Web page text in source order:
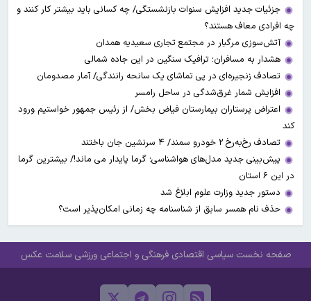
جزئیات جدید افزایش سنوات بازنشستگی/ چه کسانی باید بیشتر کار کنند و
چه افرادی معاف هستند؟
آتش‌سوزی مرگبار در مجتمع تجاری سعیدیه همدان
هشدار به مسافران؛ ترافیک سنگین در این جاده شمالی
تصادف زنجیره‌ای در پی تماشای یک سانحه رانندگی/ آمار مصدومان
افزایش شمار غرق‌شدگی در ساحل رامسر
اعتراض پرستاران بیمارستان فیاض بخش/ از رئیس جمهور خواستیم ورود
کند
تصادف رخ‌به‌رخ ۲ خودرو سمند/ ۴ سرنشین جان باختند
پیش‌بینی جدید مدل‌های هواشناسی؛ گرما پایدار می ماند!/ بیشترین گرما
در این ۶ استان
دستور جدید وزارت علوم ابلاغ شد
حذف نام همسر سابق از شناسنامه چه زمانی امکان‌پذیر است؟
صفحه نخست سیاسی اقتصادی فرهنگی و اجتماعی ورزشی سلامت عکس